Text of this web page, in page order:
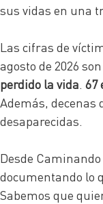
sus vidas en una
Las cifras de
agosto de 2026
perdido la vida. 67
Además, decenas
desaparecidas.
Desde
documentando lo
Sabemos que